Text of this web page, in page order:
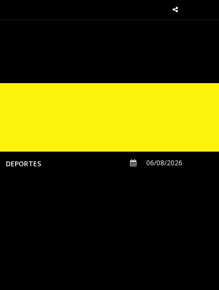
las regiones
DEPORTES 06/08/2026